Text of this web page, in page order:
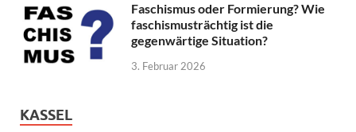
Faschismus oder Formierung? Wie
faschismusträchtig ist die
gegenwärtige Situation?
3. Februar 2026
KASSEL